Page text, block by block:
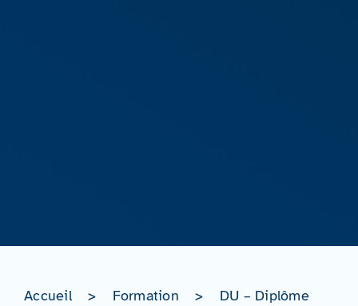
Accueil > Formation >
DU – Diplôme